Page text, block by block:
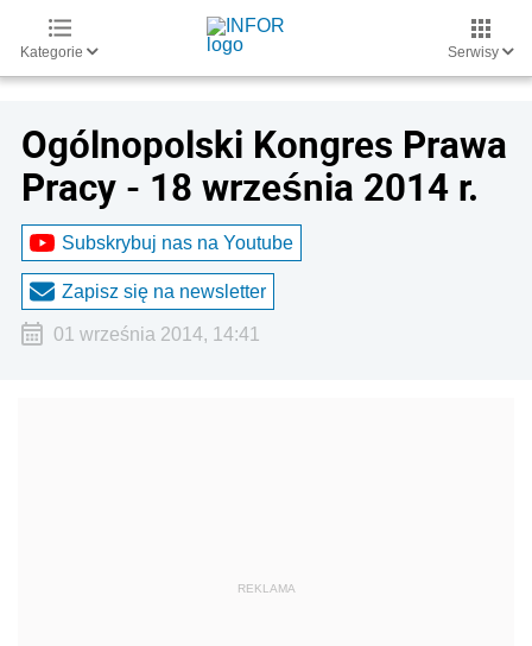
Kategorie Serwisy
Ogólnopolski Kongres Prawa
Pracy - 18 września 2014 r.
Subskrybuj nas na Youtube
Zapisz się na newsletter
01 września 2014, 14:41